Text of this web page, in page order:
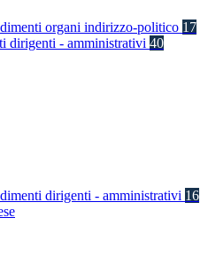
organi indirizzo-politico 17
dirigenti - amministrativi 40
dirigenti - amministrativi 16